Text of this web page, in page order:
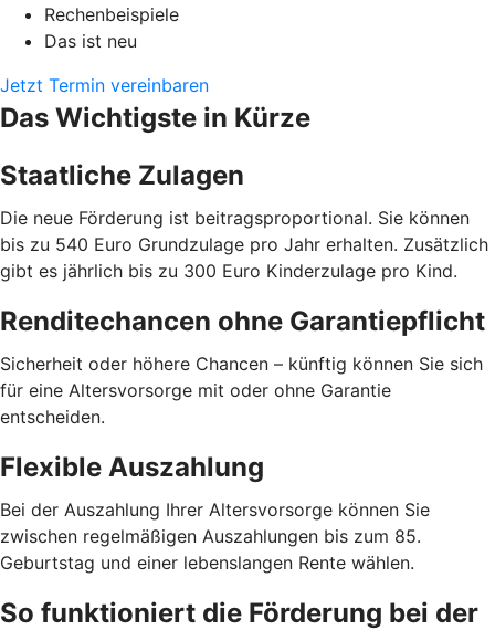
Rechenbeispiele
Das ist neu
Jetzt Termin vereinbaren
Das Wichtigste in Kürze
Staatliche Zulagen
Die neue Förderung ist beitragsproportional. Sie können
bis zu 540 Euro Grundzulage pro Jahr erhalten. Zusätzlich
gibt es jährlich bis zu 300 Euro Kinderzulage pro Kind.
Renditechancen ohne Garantiepflicht
Sicherheit oder höhere Chancen – künftig können Sie sich
für eine Altersvorsorge mit oder ohne Garantie
entscheiden.
Flexible Auszahlung
Bei der Auszahlung Ihrer Altersvorsorge können Sie
zwischen regelmäßigen Auszahlungen bis zum 85.
Geburtstag und einer lebenslangen Rente wählen.
So funktioniert die Förderung bei der